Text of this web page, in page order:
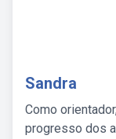
Sandra
Como
progresso dos